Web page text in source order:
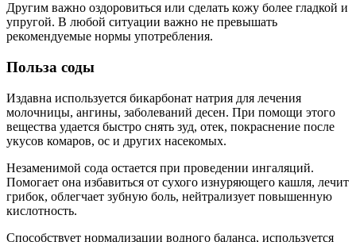
Другим важно оздоровиться или сделать кожу более гладкой и
упругой. В любой ситуации важно не превышать
рекомендуемые нормы употребления.
Польза соды
Издавна используется бикарбонат натрия для лечения
молочницы, ангины, заболеваний десен. При помощи этого
вещества удается быстро снять зуд, отек, покраснение после
укусов комаров, ос и других насекомых.
Незаменимой сода остается при проведении ингаляций.
Помогает она избавиться от сухого изнуряющего кашля, лечит
грибок, облегчает зубную боль, нейтрализует повышенную
кислотность.
Способствует нормализации водного баланса, используется